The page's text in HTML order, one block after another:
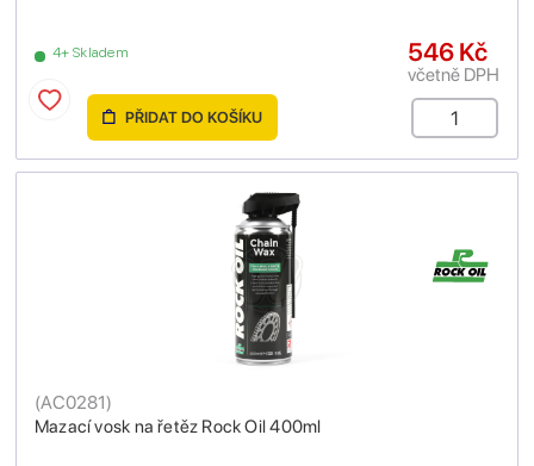
4+ Skladem 546 Kč
včetně DPH
PŘIDAT DO KOŠÍKU
Mazací vosk na řetěz Rock Oil 400ml
(AC0281)